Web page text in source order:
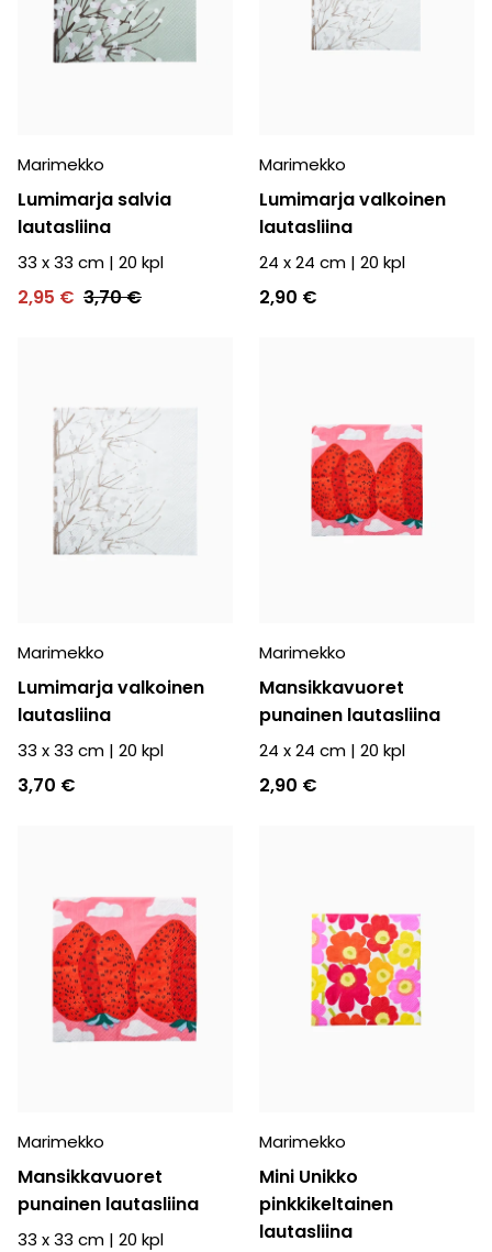
Marimekko
Lumimarja salvia
lautasliina
33 x 33 cm | 20 kpl
2,95 € 3,70 €
Marimekko
Lumimarja valkoinen
lautasliina
24 x 24 cm | 20 kpl
2,90 €
Marimekko
Lumimarja valkoinen
lautasliina
33 x 33 cm | 20 kpl
3,70 €
Marimekko
Mansikkavuoret
punainen lautasliina
24 x 24 cm | 20 kpl
2,90 €
Marimekko
Mansikkavuoret
punainen lautasliina
33 x 33 cm | 20 kpl
Marimekko
Mini Unikko
pinkkikeltainen
lautasliina